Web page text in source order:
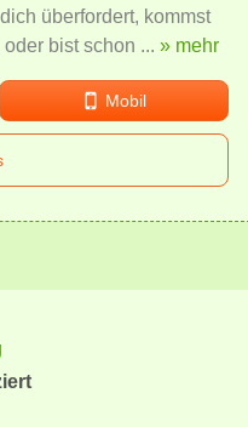
überfordert, kommst
bist schon ... » mehr
Mobil